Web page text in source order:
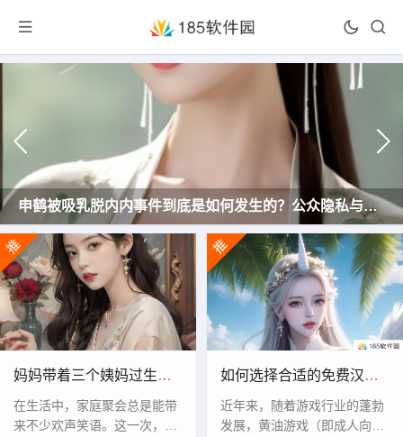
申鹤被吸乳脱内内事件到底是如何发生的？公众隐私与道德边界如何平衡？
妈妈带着三个姨妈过生
日，家庭聚会的背后隐藏
了哪些深刻的情感与温
在生活中，家庭聚会总是能带
来不少欢声笑语。这一次，妈
如何选择合适的免费汉化
黄油游戏？这些游戏需要
注意什么？
近年来，随着游戏行业的蓬勃
发展，黄油游戏（即成人向游